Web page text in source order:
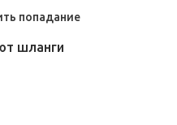
попадание
шланги